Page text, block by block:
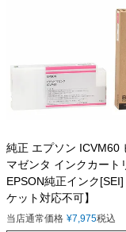
純正 エプソン ICVM60
マゼンタ インクカート
EPSON純正インク
ケット対応不可】
当店通常価格 ¥7,975税込